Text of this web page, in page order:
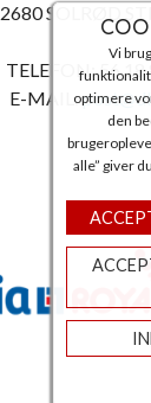
Vi
optimere
den
alle” giver
2680 SOLRØD
TELEFON: 56 18
E-MAIL: